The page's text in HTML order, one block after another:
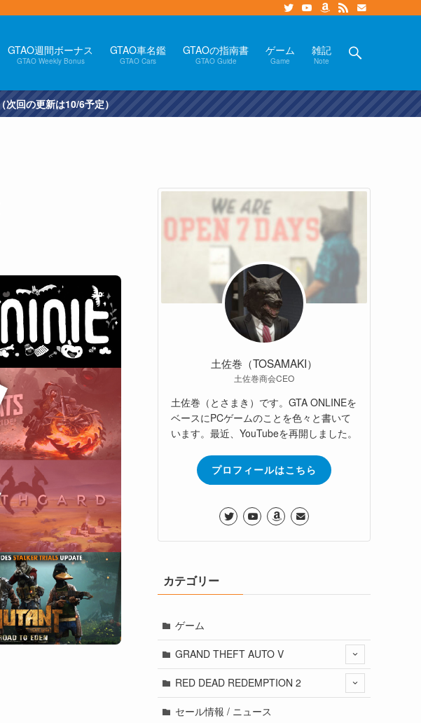
GTAO週間ボーナス
GTAO Weekly Bonus
GTAO車名鑑
GTAO Cars
GTAOの指南書
GTAO Guide
ゲーム
Game
雑記
Note
土佐巻（TOSAMAKI）
土佐巻商会CEO
土佐巻（とさまき）です。GTA ONLINEを
ベースにPCゲームのことを色々と書いて
います。最近、YouTubeを再開しました。
プロフィールはこちら
カテゴリー
ゲーム
GRAND THEFT AUTO V
RED DEAD REDEMPTION 2
セール情報 / ニュース